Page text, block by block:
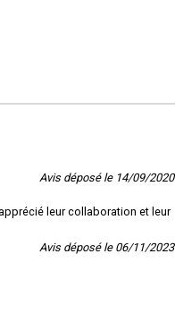
Avis déposé le 14/09/2020
leur collaboration et leur
Avis déposé le 06/11/2023